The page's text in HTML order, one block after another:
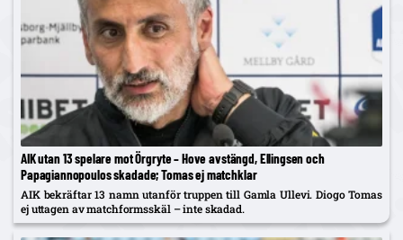
AIK utan 13 spelare mot Örgryte – Hove avstängd, Ellingsen och
Papagiannopoulos skadade; Tomas ej matchklar
AIK bekräftar 13 namn utanför truppen till Gamla Ullevi. Diogo Tomas
ej uttagen av matchformsskäl – inte skadad.